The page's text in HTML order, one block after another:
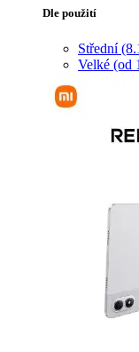
Dle použití
Střední
Velké (od